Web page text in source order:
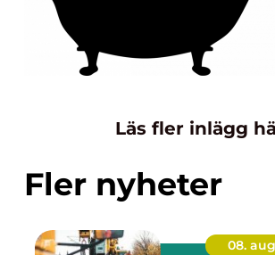
Läs fler inlägg
Fler nyheter
08. aug